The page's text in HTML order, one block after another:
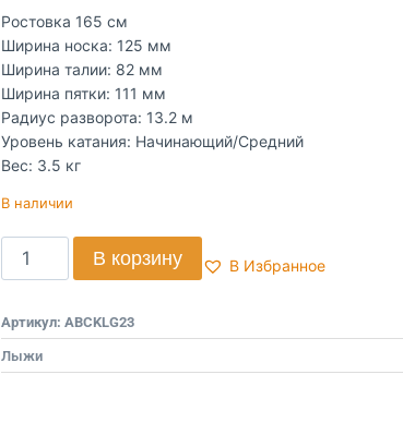
Ростовка 165 см
Ширина носка: 125 мм
Ширина талии: 82 мм
Ширина пятки: 111 мм
Радиус разворота: 13.2 м
Уровень катания: Начинающий/Средний
Вес: 3.5 кг
В наличии
В корзину В Избранное
Артикул: ABCKLG23
Лыжи